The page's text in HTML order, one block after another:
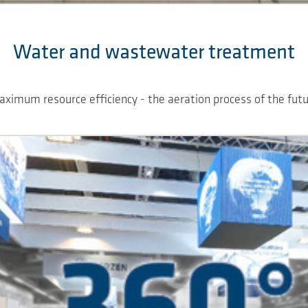
Water and wastewater treatment
resource efficiency - the aeration process of the